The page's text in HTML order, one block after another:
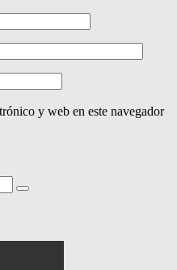
y web en este navegador